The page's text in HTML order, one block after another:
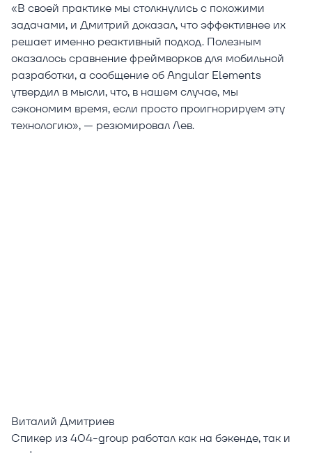
«В своей практике мы столкнулись с похожими
задачами, и Дмитрий доказал, что эффективнее их
решает именно реактивный подход. Полезным
оказалось сравнение фреймворков для мобильной
разработки, а сообщение об Angular Elements
утвердил в мысли, что, в нашем случае, мы
сэкономим время, если просто проигнорируем эту
технологию», — резюмировал Лев.
Виталий Дмитриев
Спикер из 404-group работал как на бэкенде, так и